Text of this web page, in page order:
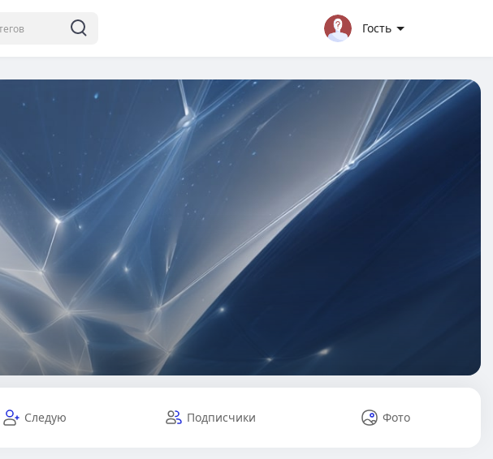
Гость
Следую Подписчики Фото